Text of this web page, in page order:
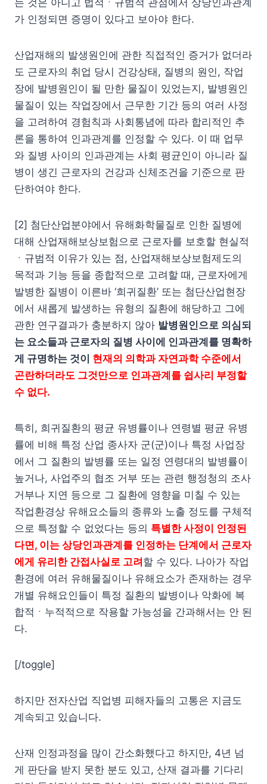
가 인정되면 증명이 있다고 보아야 한다.
산업재해의 발생원인에 관한 직접적인 증거가 없더라
도 근로자의 취업 당시 건강상태, 질병의 원인, 작업
장에 발병원인이 될 만한 물질이 있었는지, 발병원인
물질이 있는 작업장에서 근무한 기간 등의 여러 사정
을 고려하여 경험칙과 사회통념에 따라 합리적인 추
론을 통하여 인과관계를 인정할 수 있다. 이 때 업무
와 질병 사이의 인과관계는 사회 평균인이 아니라 질
병이 생긴 근로자의 건강과 신체조건을 기준으로 판
단하여야 한다.
[2] 첨단산업분야에서 유해화학물질로 인한 질병에
대해 산업재해보상보험으로 근로자를 보호할 현실적
ㆍ규범적 이유가 있는 점, 산업재해보상보험제도의
목적과 기능 등을 종합적으로 고려할 때, 근로자에게
발병한 질병이 이른바 ‘희귀질환’ 또는 첨단산업현장
에서 새롭게 발생하는 유형의 질환에 해당하고 그에
관한 연구결과가 충분하지 않아 발병원인으로 의심되
는 요소들과 근로자의 질병 사이에 인과관계를 명확하
게 규명하는 것이 현재의 의학과 자연과학 수준에서
곤란하더라도 그것만으로 인과관계를 쉽사리 부정할
수 없다.
특히, 희귀질환의 평균 유병률이나 연령별 평균 유병
률에 비해 특정 산업 종사자 군(군)이나 특정 사업장
에서 그 질환의 발병률 또는 일정 연령대의 발병률이
높거나, 사업주의 협조 거부 또는 관련 행정청의 조사
거부나 지연 등으로 그 질환에 영향을 미칠 수 있는
작업환경상 유해요소들의 종류와 노출 정도를 구체적
으로 특정할 수 없었다는 등의 특별한 사정이 인정된
다면, 이는 상당인과관계를 인정하는 단계에서 근로자
에게 유리한 간접사실로 고려할 수 있다. 나아가 작업
환경에 여러 유해물질이나 유해요소가 존재하는 경우
개별 유해요인들이 특정 질환의 발병이나 악화에 복
합적ㆍ누적적으로 작용할 가능성을 간과해서는 안 된
다.
[/toggle]
하지만 전자산업 직업병 피해자들의 고통은 지금도
계속되고 있습니다.
산재 인정과정을 많이 간소화했다고 하지만, 4년 넘
게 판단을 받지 못한 분도 있고, 산재 결과를 기다리